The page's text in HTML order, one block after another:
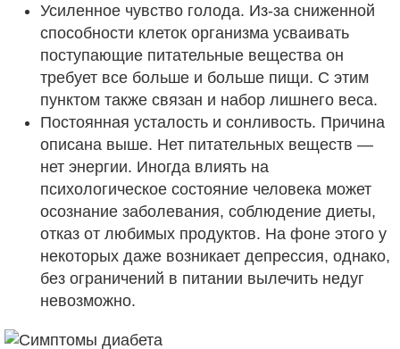
Усиленное чувство голода. Из-за сниженной
способности клеток организма усваивать
поступающие питательные вещества он
требует все больше и больше пищи. С этим
пунктом также связан и набор лишнего веса.
Постоянная усталость и сонливость. Причина
описана выше. Нет питательных веществ —
нет энергии. Иногда влиять на
психологическое состояние человека может
осознание заболевания, соблюдение диеты,
отказ от любимых продуктов. На фоне этого у
некоторых даже возникает депрессия, однако,
без ограничений в питании вылечить недуг
невозможно.